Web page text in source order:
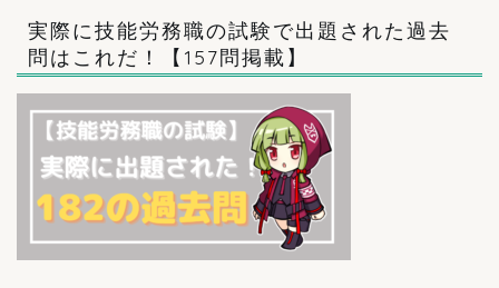
実際に技能労務職の試験で出題された過去
問はこれだ！【157問掲載】